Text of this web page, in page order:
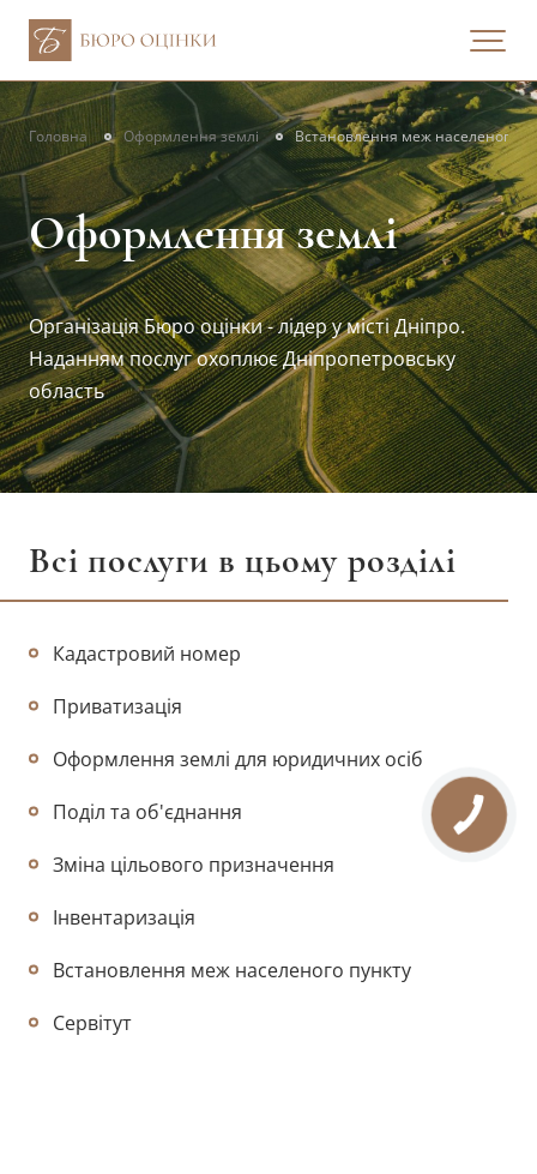
Головна Оформлення землі Встановлення меж населеного
Оформлення землі
Організація Бюро оцінки - лідер у місті Дніпро.
Наданням послуг охоплює Дніпропетровську
область
Всі послуги в цьому розділі
Кадастровий номер
Приватизація
Оформлення землі для юридичних осіб
Поділ та об'єднання
Зміна цільового призначення
Інвентаризація
Встановлення меж населеного пункту
Сервітут